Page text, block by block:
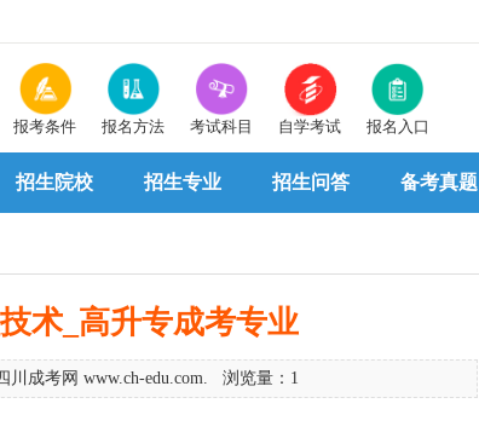
报考条件 报名方法 考试科目 自学考试 报名入口
招生院校 招生专业 招生问答 备考真题
术_高升专成考专业
成考网 www.ch-edu.com. 浏览量：1